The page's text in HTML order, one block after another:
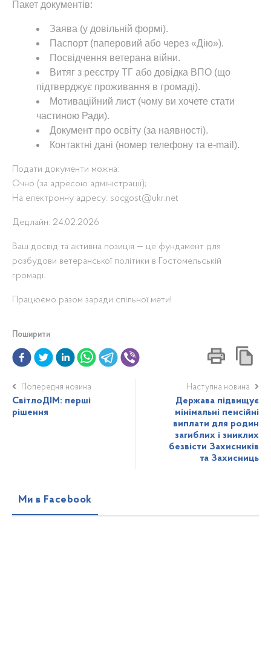
Пакет документів:
Заява (у довільній формі).
Паспорт (паперовий або через «Дію»).
Посвідчення ветерана війни.
Витяг з реєстру ТГ або довідка ВПО (що
підтверджує проживання в громаді).
Мотиваційний лист (чому ви хочете стати
частиною Ради).
Документ про освіту (за наявності).
Контактні дані (номер телефону та e-mail).
Подати документи можна:
Очно (за адресою адміністрації);
На електронну адресу: socgost@ukr.net
Дедлайн: 24.02.2026
Ваш досвід та активна позиція — це фундамент для
розбудови ветеранської політики в Гостомельській
громаді.
Працюємо разом заради спільної мети!
Поширити
Попередня новина
СвітлоДІМ: перші
рішення
Наступна новина
Держава підвищує
мінімальні пенсійні
виплати для родин
загиблих і зниклих
безвісти Захисників
та Захисниць
Ми в Facebook